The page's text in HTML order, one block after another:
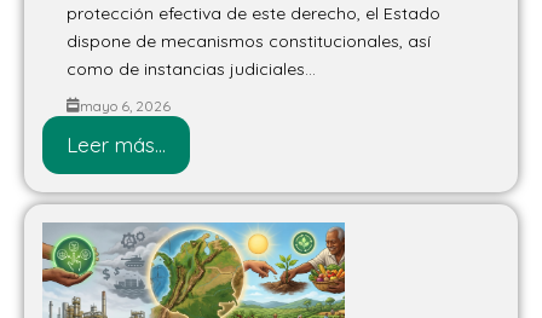
protección efectiva de este derecho, el Estado
dispone de mecanismos constitucionales, así
como de instancias judiciales...
mayo 6, 2026
Leer más...